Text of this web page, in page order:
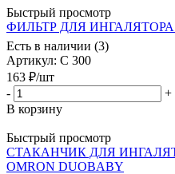
Быстрый просмотр
ФИЛЬТР ДЛЯ ИНГАЛЯТОРА
Есть в наличии (3)
Артикул: С 300
163 ₽/шт
-
+
В корзину
Быстрый просмотр
СТАКАНЧИК ДЛЯ
OMRON DUOBABY